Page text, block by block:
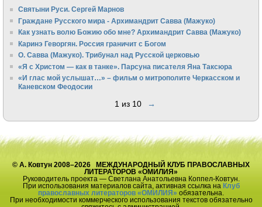
Святыни Руси. Сергей Марнов
Граждане Русского мира - Архимандрит Савва (Мажуко)
Как узнать волю Божию обо мне? Архимандрит Савва (Мажуко)
Каринэ Геворгян. Россия граничит с Богом
О. Савва (Мажуко). Трибунал над Русской церковью
«Я с Христом — как в танке». Парсуна писателя Яна Таксюра
«И глас мой услышат…» – фильм о митрополите Черкасском и
Каневском Феодосии
1 из 10 →
© А. Ковтун 2008–2026 МЕЖДУНАРОДНЫЙ КЛУБ ПРАВОСЛАВНЫХ
ЛИТЕРАТОРОВ «ОМИЛИЯ»
Руководитель проекта — Светлана Анатольевна Коппел-Ковтун.
При использования материалов сайта, активная ссылка на Клуб
православных литераторов «ОМИЛИЯ» обязательна.
При необходимости коммерческого использования текстов обязательно